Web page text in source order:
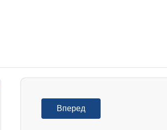
Вперед